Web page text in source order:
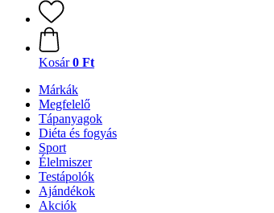
Kosár 0 Ft
Márkák
Megfelelő
Tápanyagok
Diéta és fogyás
Sport
Élelmiszer
Testápolók
Ajándékok
Akciók